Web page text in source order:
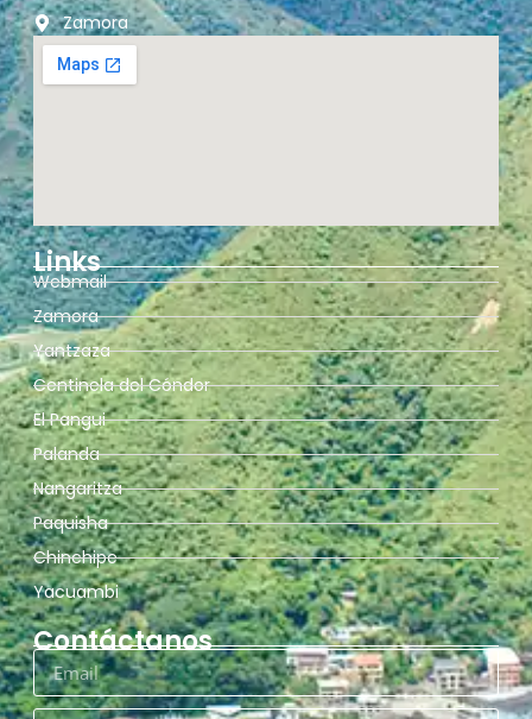
Zamora
Links
Webmail
Zamora
Yantzaza
Centinela del Cóndor
El Pangui
Palanda
Nangaritza
Paquisha
Chinchipe
Yacuambi
Contáctanos